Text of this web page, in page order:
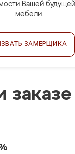
Вашей будущей
мебели.
ЗАМЕРЩИКА